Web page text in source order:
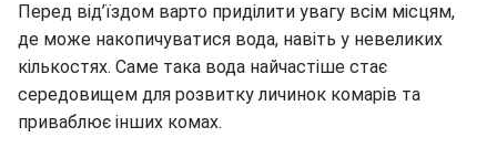
Перед від’їздом варто приділити увагу всім місцям,
де може накопичуватися вода, навіть у невеликих
кількостях. Саме така вода найчастіше стає
середовищем для розвитку личинок комарів та
приваблює інших комах.